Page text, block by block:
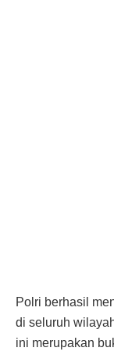
Polri berhasil
di seluruh
ini merupakan